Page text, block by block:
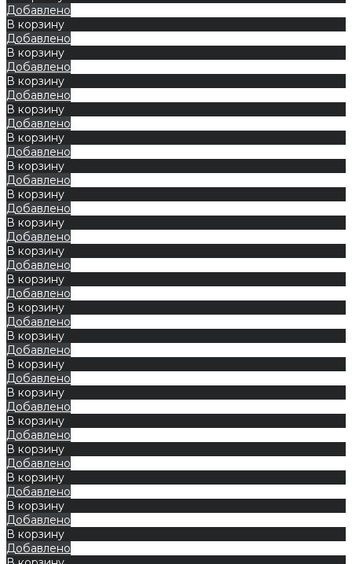
Добавлено
В корзину
Добавлено
В корзину
Добавлено
В корзину
Добавлено
В корзину
Добавлено
В корзину
Добавлено
В корзину
Добавлено
В корзину
Добавлено
В корзину
Добавлено
В корзину
Добавлено
В корзину
Добавлено
В корзину
Добавлено
В корзину
Добавлено
В корзину
Добавлено
В корзину
Добавлено
В корзину
Добавлено
В корзину
Добавлено
В корзину
Добавлено
В корзину
Добавлено
В корзину
Добавлено